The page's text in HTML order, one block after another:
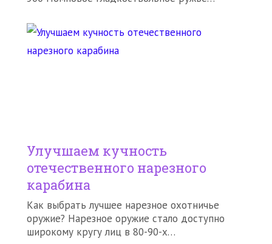
Улучшаем кучность
отечественного нарезного
карабина
Как выбрать лучшее нарезное охотничье
оружие? Нарезное оружие стало доступно
широкому кругу лиц в 80-90-х…